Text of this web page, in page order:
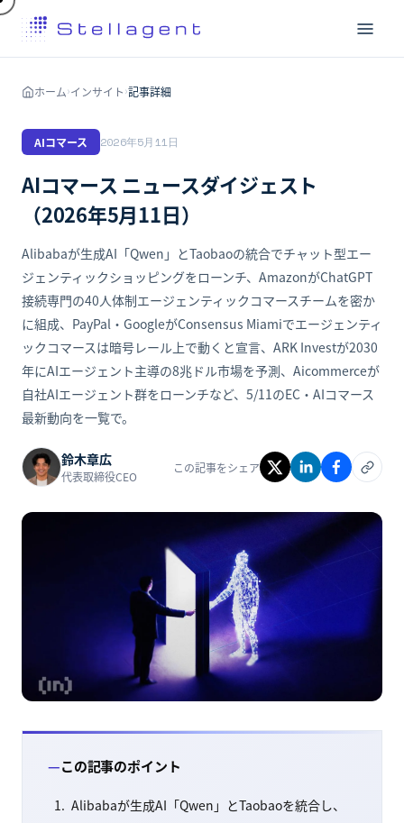
ホーム›インサイト ›記事詳細
AIコマース 2026年5月11日
AIコマース ニュースダイジェスト
（2026年5月11日）
Alibabaが生成AI「Qwen」とTaobaoの統合でチャット型エー
ジェンティックショッピングをローンチ、AmazonがChatGPT
接続専門の40人体制エージェンティックコマースチームを密か
に組成、PayPal・GoogleがConsensus Miamiでエージェンティ
ックコマースは暗号レール上で動くと宣言、ARK Investが2030
年にAIエージェント主導の8兆ドル市場を予測、Aicommerceが
自社AIエージェント群をローンチなど、5/11のEC・AIコマース
最新動向を一覧で。
鈴木章広
代表取締役CEO
この記事をシェア
この記事のポイント
Alibabaが生成AI「Qwen」とTaobaoを統合し、